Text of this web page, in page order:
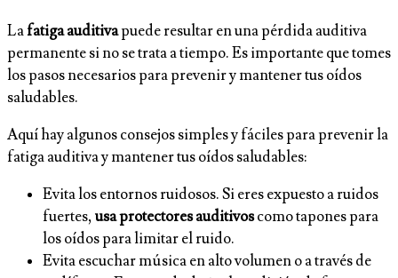
Lafatiga auditivapuede resultar en una pérdida auditiva
permanente si no se trata a tiempo. Es importante que tomes
los pasos necesarios para prevenir y mantener tus oídos
saludables.
Aquí hay algunos consejos simples y fáciles para prevenir la
fatiga auditiva y mantener tus oídos saludables:
Evita los entornos ruidosos. Si eres expuesto a ruidos
fuertes,usa protectores auditivoscomo tapones para
los oídos para limitar el ruido.
Evita escuchar música en alto volumen o a través de